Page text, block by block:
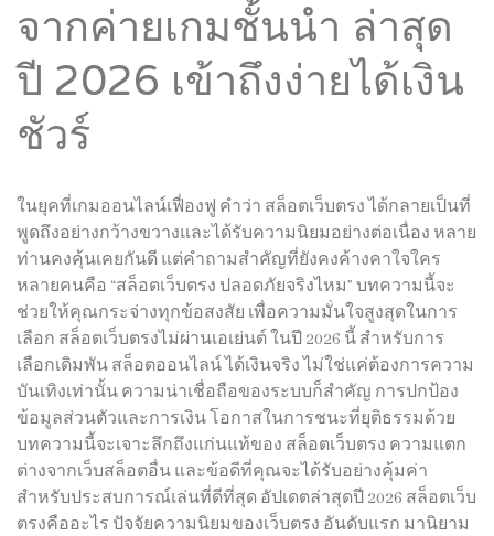
จากค่ายเกมชั้นนำ ล่าสุด
ปี 2026 เข้าถึงง่ายได้เงิน
ชัวร์
ในยุคที่เกมออนไลน์เฟื่องฟู คำว่า สล็อตเว็บตรง ได้กลายเป็นที่
พูดถึงอย่างกว้างขวางและได้รับความนิยมอย่างต่อเนื่อง หลาย
ท่านคงคุ้นเคยกันดี แต่คำถามสำคัญที่ยังคงค้างคาใจใคร
หลายคนคือ “สล็อตเว็บตรง ปลอดภัยจริงไหม” บทความนี้จะ
ช่วยให้คุณกระจ่างทุกข้อสงสัย เพื่อความมั่นใจสูงสุดในการ
เลือก สล็อตเว็บตรงไม่ผ่านเอเย่นต์ ในปี 2026 นี้ สำหรับการ
เลือกเดิมพัน สล็อตออนไลน์ ได้เงินจริง ไม่ใช่แค่ต้องการความ
บันเทิงเท่านั้น ความน่าเชื่อถือของระบบก็สำคัญ การปกป้อง
ข้อมูลส่วนตัวและการเงิน โอกาสในการชนะที่ยุติธรรมด้วย
บทความนี้จะเจาะลึกถึงแก่นแท้ของ สล็อตเว็บตรง ความแตก
ต่างจากเว็บสล็อตอื่น และข้อดีที่คุณจะได้รับอย่างคุ้มค่า
สำหรับประสบการณ์เล่นที่ดีที่สุด อัปเดตล่าสุดปี 2026 สล็อตเว็บ
ตรงคืออะไร ปัจจัยความนิยมของเว็บตรง อันดับแรก มานิยาม